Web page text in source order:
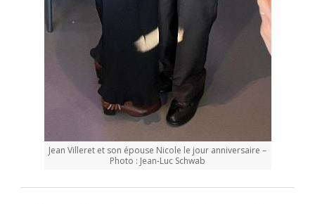
Jean Villeret et son épouse Nicole le jour anniversaire –
Photo : Jean-Luc Schwab